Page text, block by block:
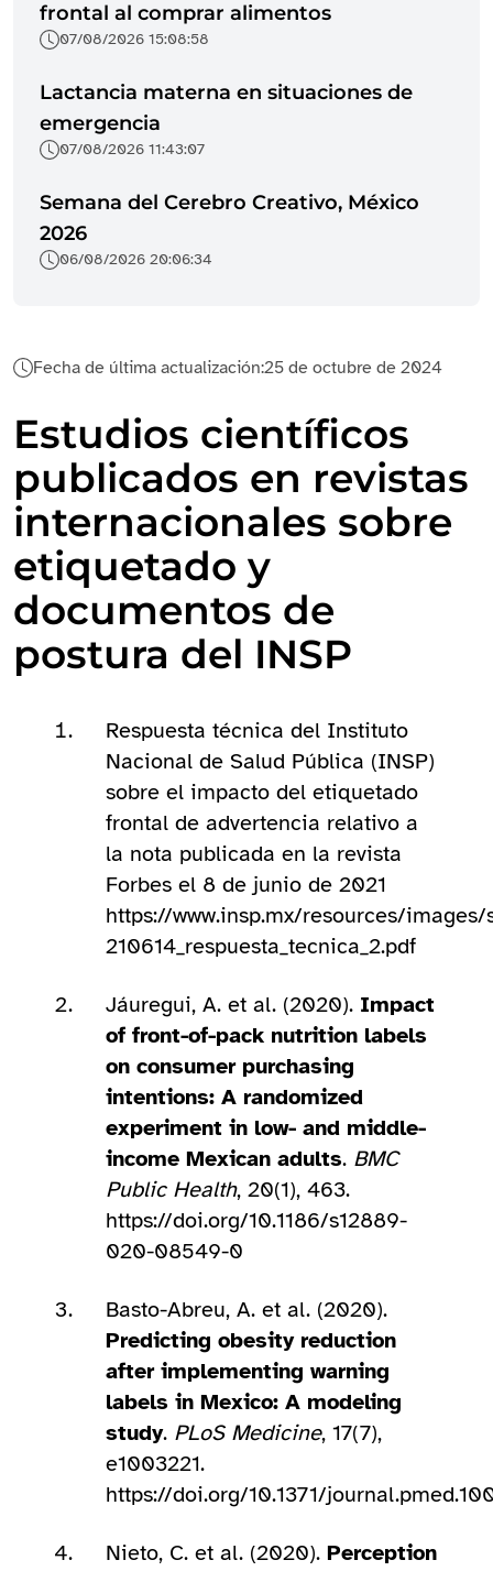
frontal al comprar alimentos
07/08/2026 15:08:58
Lactancia materna en situaciones de
emergencia
07/08/2026 11:43:07
Semana del Cerebro Creativo, México
2026
06/08/2026 20:06:34
Fecha de última actualización:25 de octubre de 2024
Estudios científicos
publicados en revistas
internacionales sobre
etiquetado y
documentos de
postura del INSP
Respuesta técnica del Instituto
Nacional de Salud Pública (INSP)
sobre el impacto del etiquetado
frontal de advertencia relativo a
la nota publicada en la revista
Forbes el 8 de junio de 2021
https://www.insp.mx/resources/
210614_respuesta_tecnica_2.pdf
Jáuregui, A. et al. (2020). Impact
of front-of-pack nutrition labels
on consumer purchasing
intentions: A randomized
experiment in low- and middle-
income Mexican adults. BMC
Public Health, 20(1), 463.
https://doi.org/10.1186/s12889-
020-08549-0
Basto-Abreu, A. et al. (2020).
Predicting obesity reduction
after implementing warning
labels in Mexico: A modeling
study. PLoS Medicine, 17(7),
e1003221.
https://doi.org/10.1371/
Nieto, C. et al. (2020). Perception